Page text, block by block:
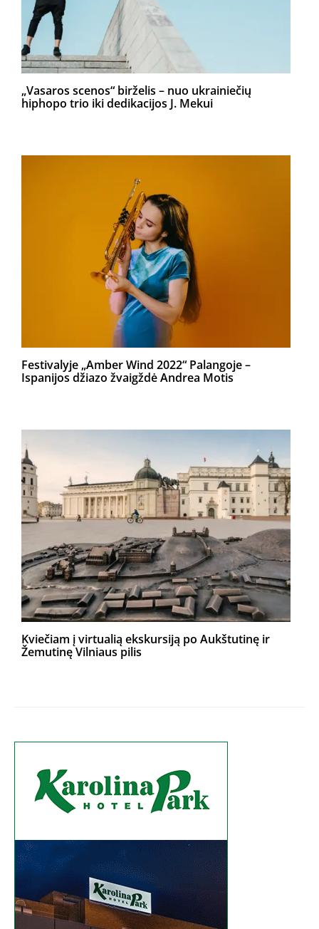
„Vasaros scenos“ birželis – nuo ukrainiečių
hiphopo trio iki dedikacijos J. Mekui
Festivalyje „Amber Wind 2022“ Palangoje –
Ispanijos džiazo žvaigždė Andrea Motis
Kviečiam į virtualią ekskursiją po Aukštutinę ir
Žemutinę Vilniaus pilis